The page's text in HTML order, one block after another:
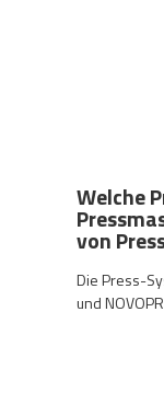
Welche
von
Die Press-
und